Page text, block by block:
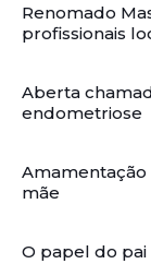
Renomado
profissionais
Aberta
endometriose
mãe
O papel do